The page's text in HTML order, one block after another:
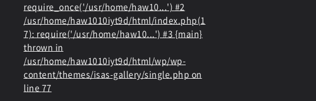
require_once('/usr/home/haw10...') #2
/usr/home/haw1010iyt9d/html/index.php(1
7): require('/usr/home/haw10...') #3 {main}
thrown in
/usr/home/haw1010iyt9d/html/wp/wp-
content/themes/isas-gallery/single.php on
line 77